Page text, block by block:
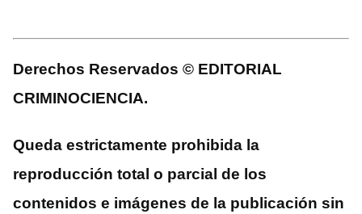
Derechos Reservados © EDITORIAL
CRIMINOCIENCIA.
Queda estrictamente prohibida la
reproducción total o parcial de los
contenidos e imágenes de la publicación sin